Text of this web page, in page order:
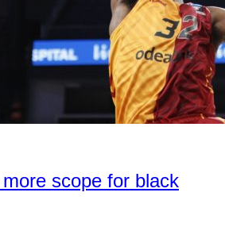
scope for black